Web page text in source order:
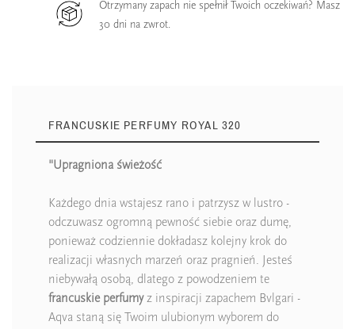
Otrzymany zapach nie spełnił Twoich oczekiwań? Masz
30 dni na zwrot.
FRANCUSKIE PERFUMY ROYAL 320
"Upragniona świeżość
Każdego dnia wstajesz rano i patrzysz w lustro -
odczuwasz ogromną pewność siebie oraz dumę,
ponieważ codziennie dokładasz kolejny krok do
realizacji własnych marzeń oraz pragnień. Jesteś
niebywałą osobą, dlatego z powodzeniem te
francuskie perfumyz inspiracji zapachem Bvlgari -
Aqva staną się Twoim ulubionym wyborem do